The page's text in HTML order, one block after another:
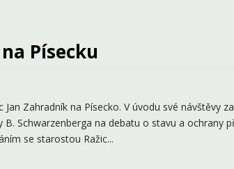
Písecku
Jan Zahradník na Písecko. V úvodu své návštěvy
Schwarzenberga na debatu o stavu a ochrany
se starostou Ražic...